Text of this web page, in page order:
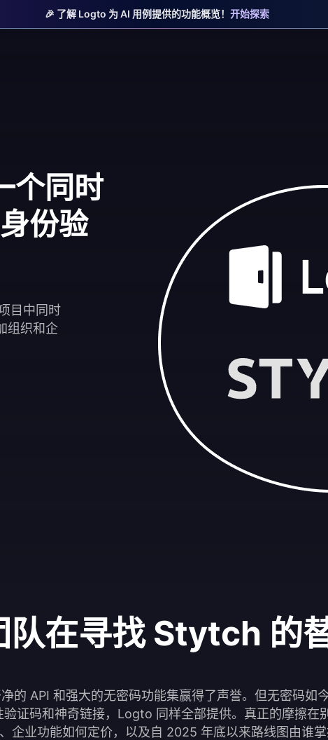
🎉 了解 Logto 为 AI 用例提供的功能概览！ 开始探索
个同时
份验
目中同时
组织和企
队在寻找 Stytch 的
的 API 和强大的无密码功能集赢得了声誉。但无密码如今
证码和神奇链接，Logto 同样全部提供。真正的摩擦在
企业功能如何定价，以及自 2025 年底以来路线图由谁掌